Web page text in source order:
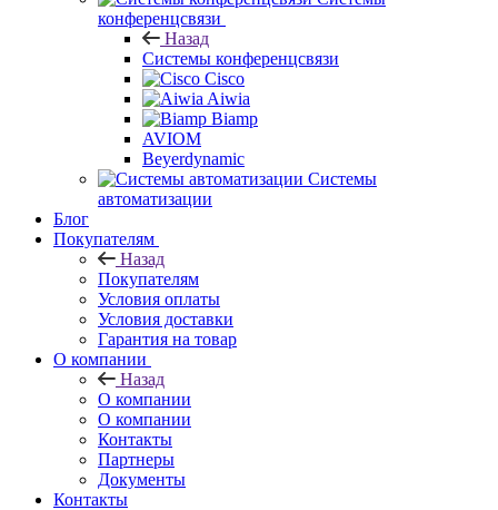
конференцсвязи
Назад
Системы конференцсвязи
Cisco
Aiwia
Biamp
AVIOM
Beyerdynamic
Системы
автоматизации
Блог
Покупателям
Назад
Покупателям
Условия оплаты
Условия доставки
Гарантия на товар
О компании
Назад
О компании
О компании
Контакты
Партнеры
Документы
Контакты